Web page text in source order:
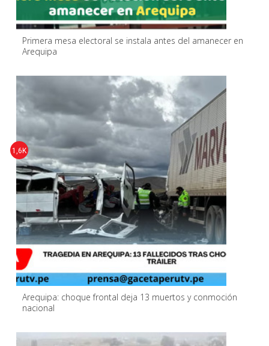
Primera mesa electoral se instala antes del amanecer en
Arequipa
Arequipa: choque frontal deja 13 muertos y conmoción
nacional
1,6K